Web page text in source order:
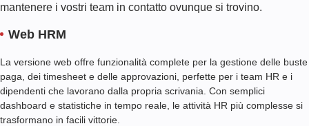
mantenere i vostri team in contatto ovunque si trovino.
Web HRM
La versione web offre funzionalità complete per la gestione delle buste
paga, dei timesheet e delle approvazioni, perfette per i team HR e i
dipendenti che lavorano dalla propria scrivania. Con semplici
dashboard e statistiche in tempo reale, le attività HR più complesse si
trasformano in facili vittorie.